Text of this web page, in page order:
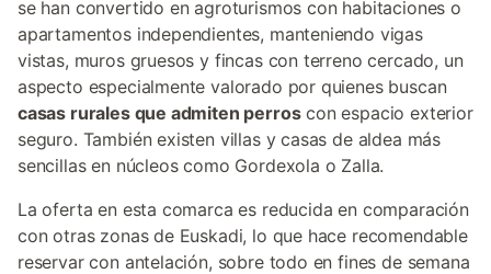
se han convertido en agroturismos con habitaciones o
apartamentos independientes, manteniendo vigas
vistas, muros gruesos y fincas con terreno cercado, un
aspecto especialmente valorado por quienes buscan
casas rurales que admiten perroscon espacio exterior
seguro. También existen villas y casas de aldea más
sencillas en núcleos como Gordexola o Zalla.
La oferta en esta comarca es reducida en comparación
con otras zonas de Euskadi, lo que hace recomendable
reservar con antelación, sobre todo en fines de semana